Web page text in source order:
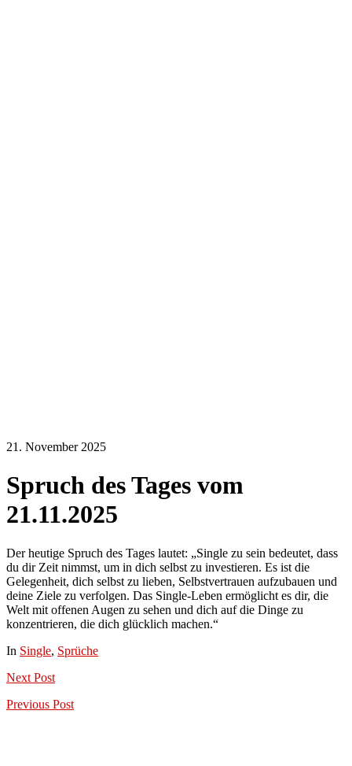
21. November 2025
Spruch des Tages vom
21.11.2025
Der heutige Spruch des Tages lautet: „Single zu sein bedeutet, dass
du dir Zeit nimmst, um in dich selbst zu investieren. Es ist die
Gelegenheit, dich selbst zu lieben, Selbstvertrauen aufzubauen und
deine Ziele zu verfolgen. Das Single-Leben ermöglicht es dir, die
Welt mit offenen Augen zu sehen und dich auf die Dinge zu
konzentrieren, die dich glücklich machen.“
In Single, Sprüche
Next Post
Previous Post